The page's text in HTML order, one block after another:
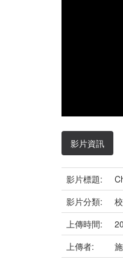
影片資訊
影片標題:
影片分類:
上傳時間:
上傳者: